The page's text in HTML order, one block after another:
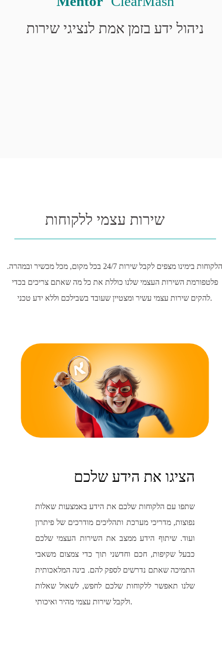
ניהול ידע בזמן אמת לנציגי שירות
שירות עצמי ללקוחות
הלקוחות בימינו מצפים לקבל שירות 24/7 בכל מקום, מכל מכשיר ובמהרה.
פלטפורמת השירות העצמי שלנו כוללת את כל מה שאתם צריכים בכדי
להקים שירות עצמי עשיר ומצטיין שעובד בשבילכם וללא ידע טכני.
הציגו את הידע שלכם
שתפו עם הלקוחות שלכם את הידע באמצעות שאלות
נפוצות, מדריכי מערכת ותהליכים מודרכים של פיתרון
ועוד. שיתוף הידע ממצב את השירות העצמי שלכם
כבעל שקיפות, חכם וחדשני תוך כדי צמצום משאבי
התמיכה שאתם נדרשים לספק להם. בינה המלאכותית
שלנו תאפשר ללקוחות שלכם לחפש, לשאול שאלות
ולקבל שירות עצמי מהיר ואיכותי.